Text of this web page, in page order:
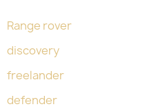
Range rover
discovery
freelander
defender